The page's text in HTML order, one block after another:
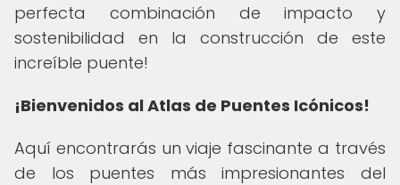
perfecta combinación de impacto y
sostenibilidad en la construcción de este
increíble puente!
¡Bienvenidos al Atlas de Puentes Icónicos!
Aquí encontrarás un viaje fascinante a través
de los puentes más impresionantes del